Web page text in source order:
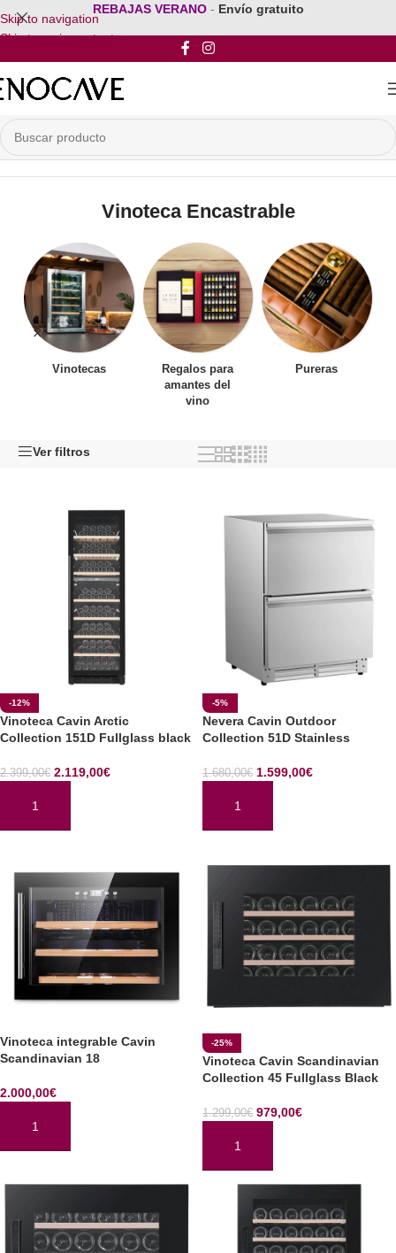
Skip to navigation
Skip to main content
REBAJAS VERANO - Envío gratuito
Inicio/Vinoteca Encastrable
Vinoteca Encastrable
Vinotecas
Regalos para
amantes del
vino
Pureras
Ver filtros
-12%
Vinoteca Cavin Arctic
Collection 151D Fullglass black
2.399,00€ 2.119,00€
AÑADIR AL CARRITO
-5%
Nevera Cavin Outdoor
Collection 51D Stainless
1.680,00€ 1.599,00€
AÑADIR AL CARRITO
Vinoteca integrable Cavin
Scandinavian 18
2.000,00€
AÑADIR AL CARRITO
-25%
Vinoteca Cavin Scandinavian
Collection 45 Fullglass Black
1.299,00€ 979,00€
AÑADIR AL CARRITO